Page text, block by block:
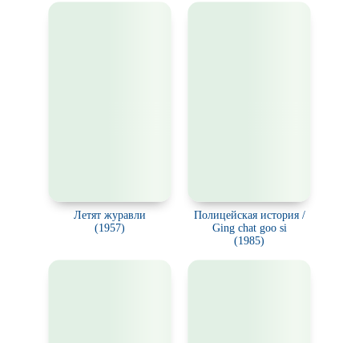
Летят журавли
(1957)
Полицейская история /
Ging chat goo si
(1985)